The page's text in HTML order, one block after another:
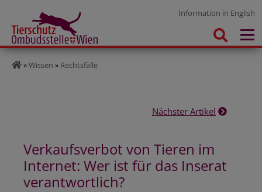
Information in English
»Wissen » Rechtsfälle
Nächster Artikel
Verkaufsverbot von Tieren im
Internet: Wer ist für das Inserat
verantwortlich?